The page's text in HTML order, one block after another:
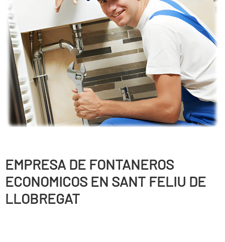
EMPRESA DE FONTANEROS
ECONOMICOS EN SANT FELIU DE
LLOBREGAT